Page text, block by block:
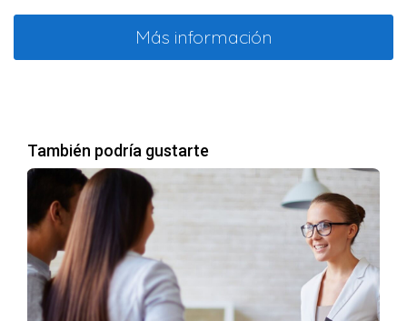
Más información
También podría gustarte